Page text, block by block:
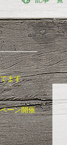
ます
ーン開催